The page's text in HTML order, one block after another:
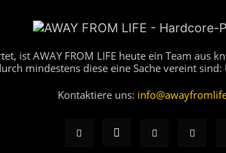
ist AWAY FROM LIFE heute ein Team aus
mindestens diese eine Sache vereint
Kontaktiere uns: